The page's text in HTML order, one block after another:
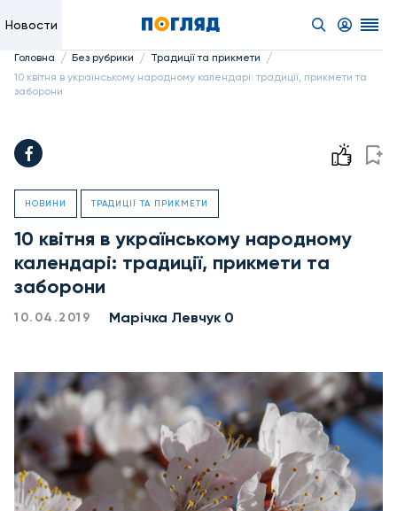
Новости
Головна / Без рубрики / Традиції та прикмети /
10 квітня в українському народному календарі: традиції, прикмети та
заборони
НОВИНИ ТРАДИЦІЇ ТА ПРИКМЕТИ
10 квітня в українському народному
календарі: традиції, прикмети та
заборони
10.04.2019 Марічка Левчук 0